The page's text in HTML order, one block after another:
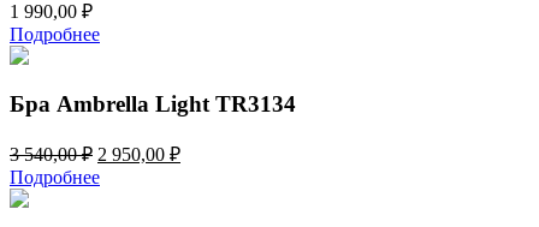
1 990,00 ₽
Подробнее
Бра Ambrella Light TR3134
3 540,00₽ Первоначальная
цена
составляла
2 950,00 ₽Текущая
Подробнее